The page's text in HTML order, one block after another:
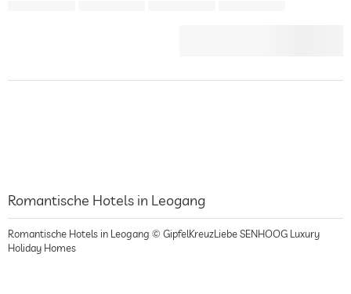
Romantische Hotels in Leogang
Romantische Hotels in Leogang © GipfelKreuzLiebe SENHOOG Luxury
Holiday Homes